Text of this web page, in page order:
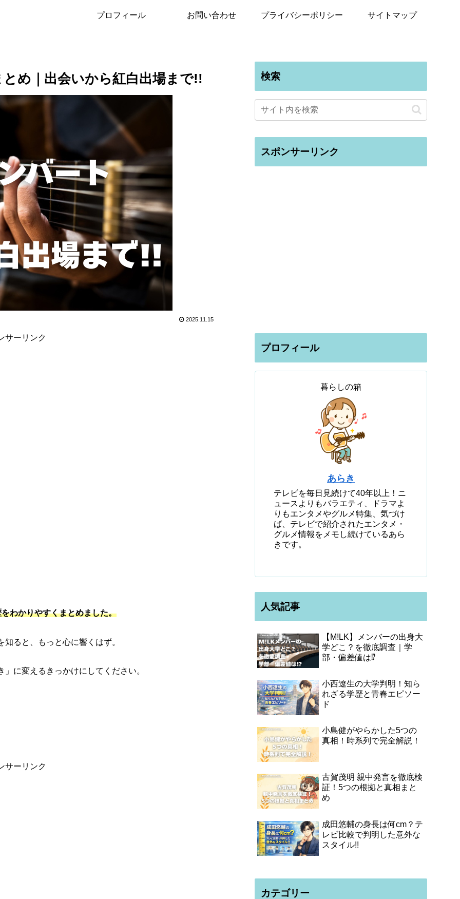
プロフィール お問い合わせ プライバシーポリシー サイトマップ
め｜出会いから紅白出場まで!!
2025.11.15
サーリンク
わかりやすくまとめました。
ると、もっと心に響くはず。
に変えるきっかけにしてください。
サーリンク
検索
スポンサーリンク
プロフィール
暮らしの箱
あらき
テレビを毎日見続けて40年以上！ニ
ュースよりもバラエティ、ドラマよ
りもエンタメやグルメ特集、気づけ
ば、テレビで紹介されたエンタメ・
グルメ情報をメモし続けているあら
きです。
人気記事
【M!LK】メンバーの出身大
学どこ？を徹底調査｜学
部・偏差値は⁉
小西遼生の大学判明！知ら
れざる学歴と青春エピソー
ド
小島健がやらかした5つの
真相！時系列で完全解説！
古賀茂明 親中発言を徹底検
証！5つの根拠と真相まと
め
成田悠輔の身長は何cm？テ
レビ比較で判明した意外な
スタイル!!
カテゴリー